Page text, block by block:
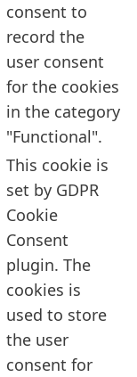
consent to
record the
user consent
for the cookies
in the category
"Functional".
This cookie is
set by GDPR
Cookie
Consent
plugin. The
cookies is
used to store
the user
consent for